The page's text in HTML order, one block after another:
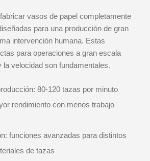
vasos de papel completamente
para una producción de gran
intervención humana. Estas
para operaciones a gran escala
la velocidad son fundamentales.
80-120 tazas por minuto
rendimiento con menos trabajo
funciones avanzadas para distintos
de tazas